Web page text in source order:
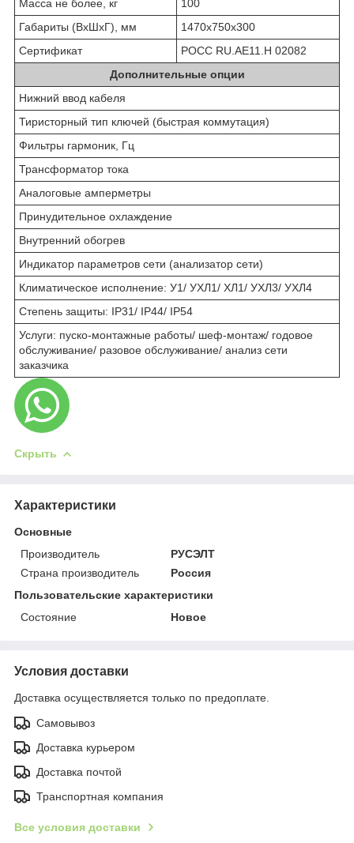
Масса не более, кг
100
Габариты (ВхШхГ), мм
1470х750х300
Сертификат
РОСС RU.AE11.H 02082
Дополнительные опции
Нижний ввод кабеля
Тиристорный тип ключей (быстрая коммутация)
Фильтры гармоник, Гц
Трансформатор тока
Аналоговые амперметры
Принудительное охлаждение
Внутренний обогрев
Индикатор параметров сети (анализатор сети)
Климатическое исполнение: У1/ УХЛ1/ ХЛ1/ УХЛ3/ УХЛ4
Степень защиты: IP31/ IP44/ IP54
Услуги: пуско-монтажные работы/ шеф-монтаж/ годовое
обслуживание/ разовое обслуживание/ анализ сети
заказчика
Скрыть
Характеристики
Основные
Производитель
РУСЭЛТ
Страна производитель
Россия
Пользовательские характеристики
Состояние
Новое
Условия доставки
Доставка осуществляется только по предоплате.
Самовывоз
Доставка курьером
Доставка почтой
Транспортная компания
Все условия доставки